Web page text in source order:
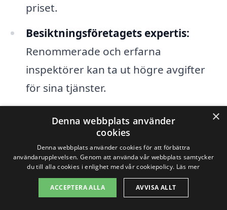
priset.
Besiktningsföretagets expertis:
Renommerade och erfarna
inspektörer kan ta ut högre avgifter
för sina tjänster.
företaget ligger långt ifrån Svartå kan
reseavgifter tillkomma.
Marknadens efterfrågan:I perioder
med hög efterfrågan kan priserna
×
Denna webbplats använder
cookies
Denna webbplats använder cookies för att förbättra
användarupplevelsen. Genom att använda vår webbplats samtycker
du till alla cookies i enlighet med vår cookiepolicy. Läs mer
ACCEPTERA ALLA AVVISA ALLT